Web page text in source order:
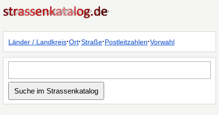
Länder / Landkreis·Ort·Straße·Postleitzahlen·Vorwahl